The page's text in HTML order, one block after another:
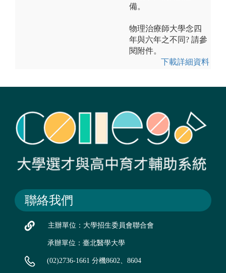
備。
物理治療師大學念四
年與六年之不同? 請參
閱附件。
下載詳細資料
聯絡我們
主辦單位：大學招生委員會聯合會
承辦單位：臺北醫學大學
(02)2736-1661 分機8602、8604